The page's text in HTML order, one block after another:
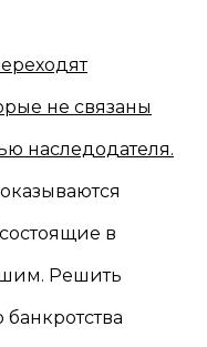
не связаны
наследодателя.
в
Решить